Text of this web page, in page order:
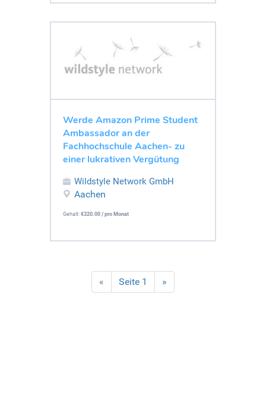
Werde Amazon Prime Student
Ambassador an der
Fachhochschule Aachen- zu
einer lukrativen Vergütung
Wildstyle Network GmbH
Aachen
Gehalt: €320.00 / pro Monat
« Seite 1 »